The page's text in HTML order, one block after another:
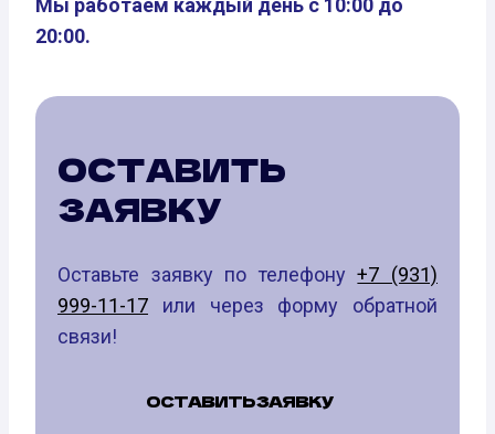
Мы работаем каждый день с 10:00 до
20:00.
ОСТАВИТЬ
ЗАЯВКУ
Оставьте заявку по телефону+7 (931)
999-11-17 или через форму обратной
связи!
ОСТАВИТЬ ЗАЯВКУ